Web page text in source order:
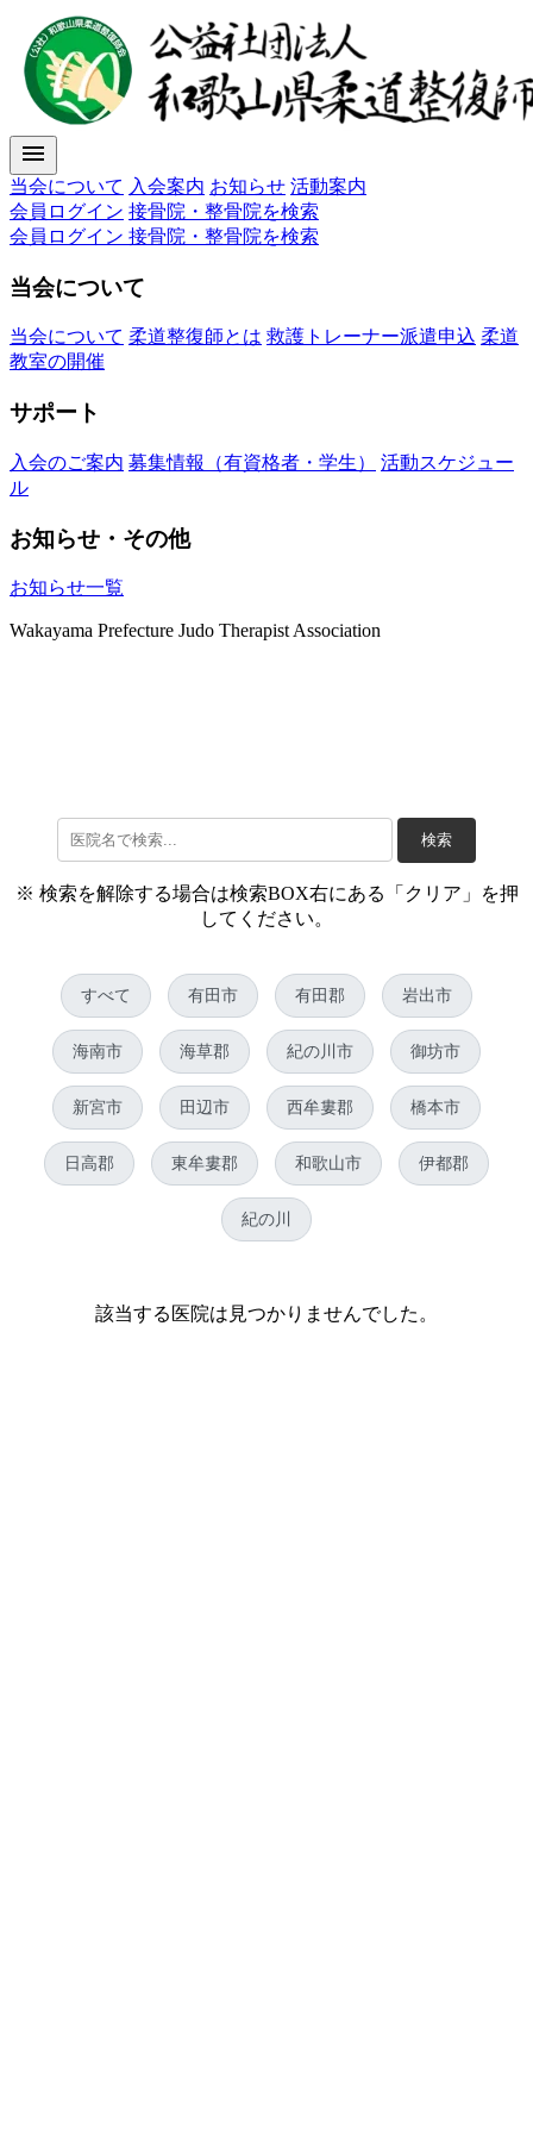
menu
当会について 入会案内 お知らせ 活動案内
会員ログイン 接骨院・整骨院を検索
会員ログイン 接骨院・整骨院を検索
当会について
当会について 柔道整復師とは 救護トレーナー派遣申込 柔道
教室の開催
サポート
入会のご案内 募集情報（有資格者・学生）
活動スケジュー
ル
お知らせ・その他
お知らせ一覧
Wakayama Prefecture Judo Therapist Association
検索
※ 検索を解除する場合は検索BOX右にある「クリア」を押
してください。
すべて 有田市 有田郡 岩出市
海南市 海草郡 紀の川市 御坊市
新宮市 田辺市 西牟婁郡 橋本市
日高郡 東牟婁郡 和歌山市 伊都郡
紀の川
該当する医院は見つかりませんでした。